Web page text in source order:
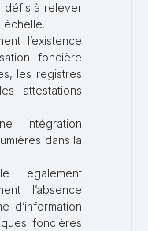
défis à relever
échelle.
l’existence
foncière
les registres
attestations
intégration
dans la
également
l’absence
d’information
foncières